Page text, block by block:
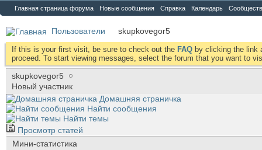
Главная страница форума Новые сообщения Справка Календарь
Пользователи skupkovegor5
If this is your first visit, be sure to check out the FAQ by clicking the link
proceed. To start viewing messages, select the forum that you want to
skupkovegor5
Новый участник
Домашняя страничка
Найти сообщения
Найти темы
Просмотр статей
Мини-статистика